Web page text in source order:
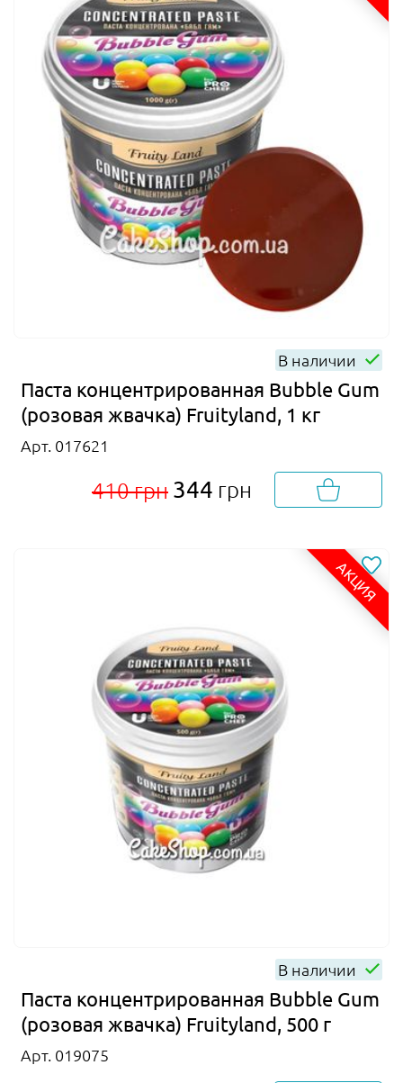
В наличии
Паста концентрированная Bubble Gum
(розовая жвачка) Fruityland, 1 кг
Арт. 017621
410 грн 344 грн
АКЦИЯ
В наличии
Паста концентрированная Bubble Gum
(розовая жвачка) Fruityland, 500 г
Арт. 019075